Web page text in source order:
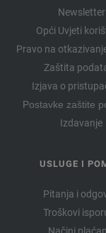
Newsletter
Opći Uvjeti
Pravo na
Zaštita
Izjava o
Postavke zaštite
Izdavanje
USLUGE I
Pitanja i
Troškovi